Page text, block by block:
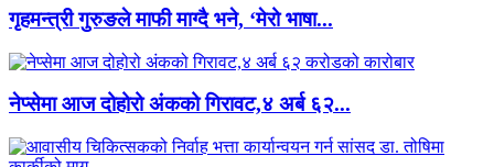
गृहमन्त्री गुरुङले माफी माग्दै भने, ‘मेरो भाषा...
नेप्सेमा आज दोहोरो अंकको गिरावट,४ अर्ब ६२...